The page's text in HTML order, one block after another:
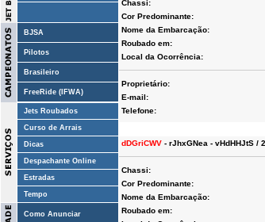
BJSA
Pilotos
Brasileiro
FreeRide (IFWA)
Jets Roubados
Curso de Arrais
Dicas
Despachante Online
Estradas
Tempo
Como Anunciar
Chassi:
Cor Predominante:
Nome da Embarcação:
Roubado em:
Local da Ocorrência:
Proprietário:
E-mail:
Telefone:
dDGriCWV - rJhxGNea - vHdHHJtS /
Chassi:
Cor Predominante:
Nome da Embarcação:
Roubado em: